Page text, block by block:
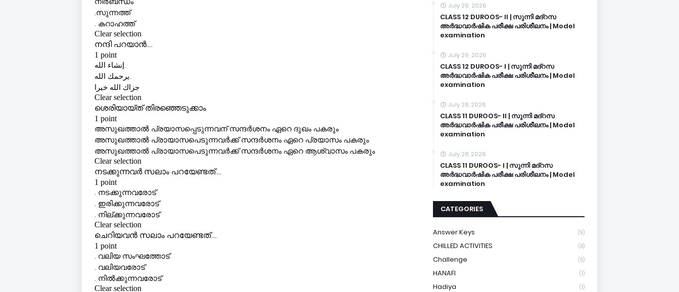
July 29, 2026
CLASS 12 DUROOS- II | സുന്നി മദ്റസ
അർദ്ധവാർഷിക പരീക്ഷ പരിശീലനം | Model
examination
July 29, 2026
CLASS 12 DUROOS- I | സുന്നി മദ്റസ
അർദ്ധവാർഷിക പരീക്ഷ പരിശീലനം | Model
examination
July 28, 2026
CLASS 11 DUROOS- II | സുന്നി മദ്റസ
അർദ്ധവാർഷിക പരീക്ഷ പരിശീലനം | Model
examination
July 28, 2026
CLASS 11 DUROOS- I | സുന്നി മദ്റസ
അർദ്ധവാർഷിക പരീക്ഷ പരിശീലനം | Model
examination
CATEGORIES
Answer Keys (9)
CHILLED ACTIVITIES (8)
Challenge (5)
HANAFI (1)
Hadiya (1)